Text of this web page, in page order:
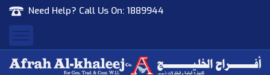
Need Help? Call Us On: 1889944